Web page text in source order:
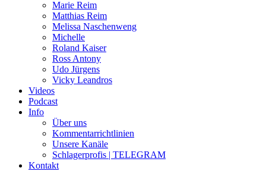
Marie Reim
Matthias Reim
Melissa Naschenweng
Michelle
Roland Kaiser
Ross Antony
Udo Jürgens
Vicky Leandros
Videos
Podcast
Info
Über uns
Kommentarrichtlinien
Unsere Kanäle
Schlagerprofis | TELEGRAM
Kontakt